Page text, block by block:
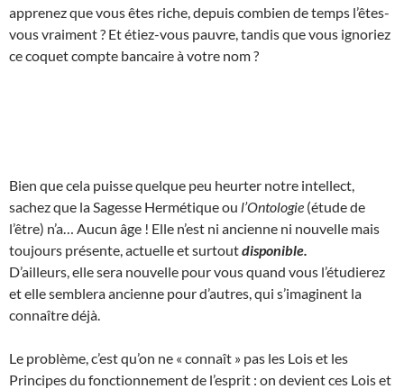
apprenez que vous êtes riche, depuis combien de temps l’êtes-
vous vraiment ? Et étiez-vous pauvre, tandis que vous ignoriez
ce coquet compte bancaire à votre nom ?
Bien que cela puisse quelque peu heurter notre intellect,
sachez que la Sagesse Hermétique ou l’Ontologie (étude de
l’être) n’a… Aucun âge ! Elle n’est ni ancienne ni nouvelle mais
toujours présente, actuelle et surtoutdisponible.
D’ailleurs, elle sera nouvelle pour vous quand vous l’étudierez
et elle semblera ancienne pour d’autres, qui s’imaginent la
connaître déjà.
Le problème, c’est qu’on ne « connaît » pas les Lois et les
Principes du fonctionnement de l’esprit : on devient ces Lois et